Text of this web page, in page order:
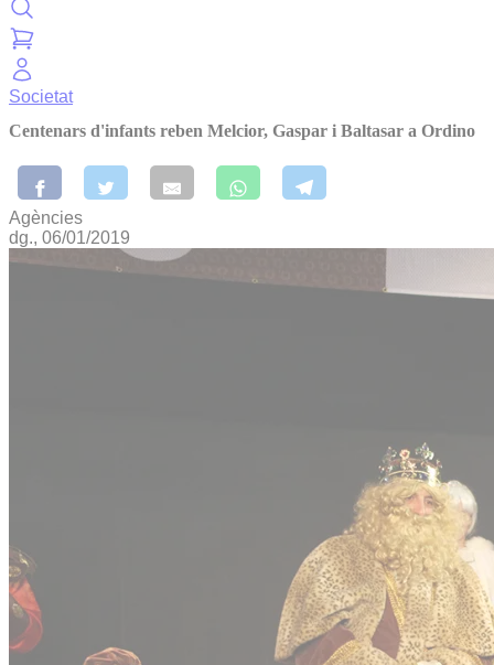
Societat
Centenars d'infants reben Melcior, Gaspar i Baltasar a Ordino
Agències
dg., 06/01/2019